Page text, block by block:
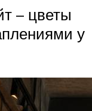
– цветы
у